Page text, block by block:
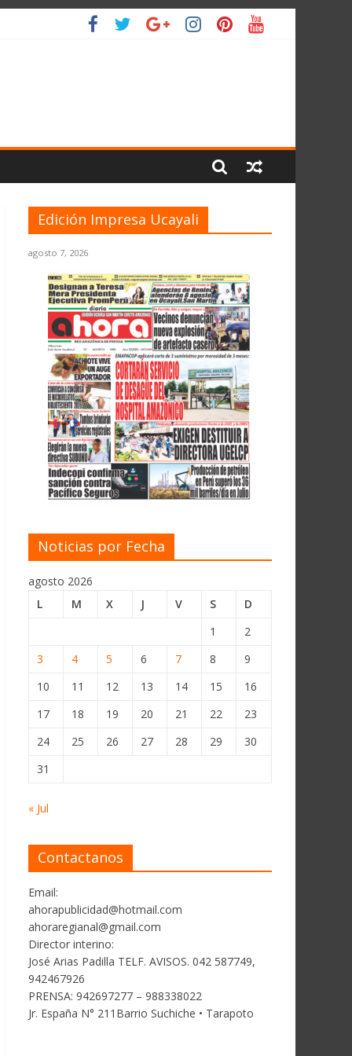
Edición Impresa Ucayali
agosto 7, 2026
Noticias por Fecha
agosto 2026
L
M X J V S
D
1
2
3
4 5 6 7 8
9
10
11 12 13 14 15
16
17
18 19 20 21 22
23
24
25 26 27 28 29
30
31
« Jul
Contactanos
Email:
ahorapublicidad@hotmail.com
ahoraregianal@gmail.com
Director interino:
José Arias Padilla TELF. AVISOS. 042 587749,
942467926
PRENSA: 942697277 – 988338022
Jr. España N° 211Barrio Suchiche • Tarapoto